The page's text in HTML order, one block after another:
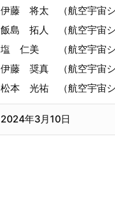
伊藤 将太 （航空宇宙シ
飯島 拓人 （航空宇宙シ
塩 仁美 （航空宇宙シ
伊藤 奨真 （航空宇宙シ
松本 光祐 （航空宇宙シ
2024年3月10日